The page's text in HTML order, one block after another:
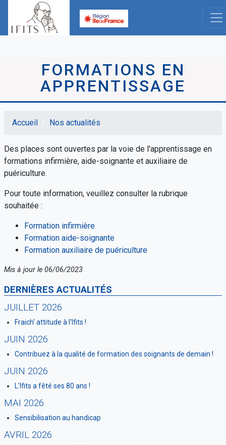
contenu
FORMATIONS EN
APPRENTISSAGE
DERNIÈRES ACTUALITÉS
JUILLET 2026
Fraich' attitude à l'Ifits !
JUIN 2026
Contribuez à la qualité de formation des soignants de demain !
JUIN 2026
L'Ifits a fêté ses 80 ans !
MAI 2026
Sensibilisation au handicap
AVRIL 2026
d'Ariane
Accueil Nos actualités
Des places sont ouvertes par la voie de l'apprentissage en
formations infirmière, aide-soignante et auxiliaire de
puériculture.
Pour toute information, veuillez consulter la rubrique
souhaitée :
Formation infirmière
Formation aide-soignante
Formation auxiliaire de puériculture
Mis à jour le 06/06/2023